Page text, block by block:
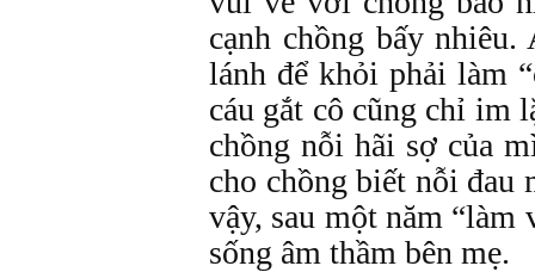
cạnh chồng bấy
lánh để khỏi phải làm
cáu gắt cô cũng chỉ im
chồng nỗi hãi sợ của
cho chồng biết nỗi đau
vậy, sau một năm
sống âm thầm bên mẹ.